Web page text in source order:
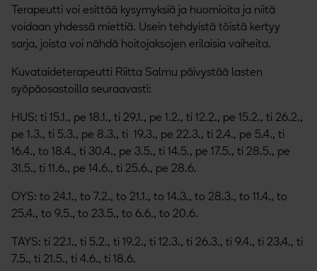
Terapeutti voi esittää kysymyksiä ja huomioita ja niitä
voidaan yhdessä miettiä. Usein tehdyistä töistä kertyy
sarja, joista voi nähdä hoitojaksojen erilaisia vaiheita.
Kuvataideterapeutti Riitta Salmu päivystää lasten
syöpäosastoilla seuraavasti:
HUS: ti 15.1., pe 18.1., ti 29.1., pe 1.2., ti 12.2., pe 15.2., ti 26.2.,
pe 1.3., ti 5.3., pe 8.3., ti 19.3., pe 22.3., ti 2.4., pe 5.4., ti
16.4., to 18.4., ti 30.4., pe 3.5., ti 14.5., pe 17.5., ti 28.5., pe
31.5., ti 11.6., pe 14.6., ti 25.6., pe 28.6.
OYS: to 24.1., to 7.2., to 21.1., to 14.3., to 28.3., to 11.4., to
25.4., to 9.5., to 23.5., to 6.6., to 20.6.
TAYS: ti 22.1., ti 5.2., ti 19.2., ti 12.3., ti 26.3., ti 9.4., ti 23.4., ti
7.5., ti 21.5., ti 4.6., ti 18.6.